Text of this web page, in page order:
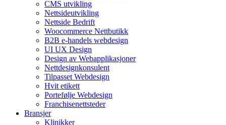
CMS utvikling
Nettsideutvikling
Nettside Bedrift
Woocommerce Nettbutikk
B2B e-handels webdesign
UI UX Design
Design av Webapplikasjoner
Nettdesignkonsulent
Tilpasset Webdesign
Hvit etikett
Portefølje Webdesign
Franchisenettsteder
Bransjer
Klinikker